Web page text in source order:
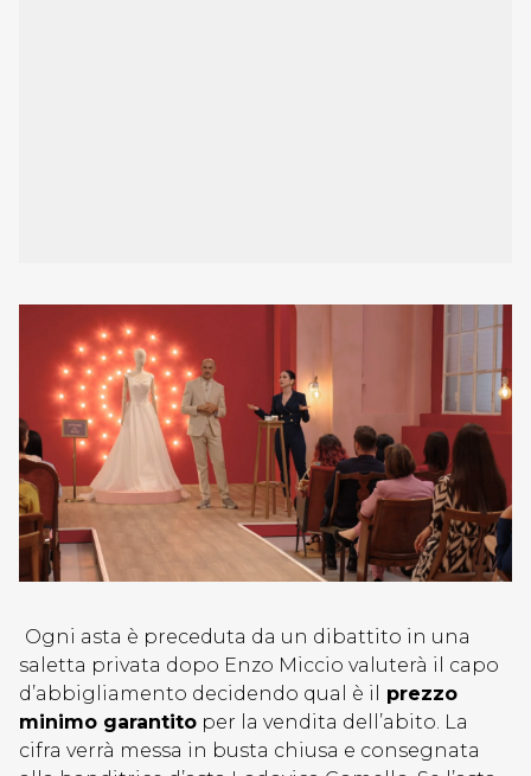
Ogni asta è preceduta da un dibattito in una
saletta privata dopo Enzo Miccio valuterà il capo
d’abbigliamento decidendo qual è il
prezzo
minimo garantito per la vendita dell’abito. La
cifra verrà messa in busta chiusa e consegnata